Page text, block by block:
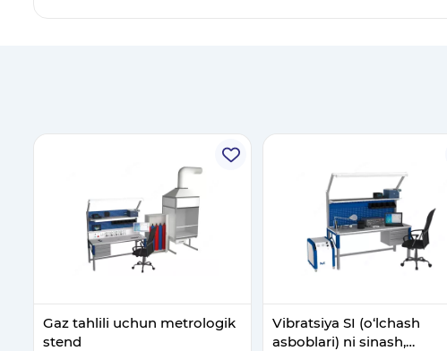
Gaz tahlili uchun metrologik
stend
Vibratsiya SI (o‘lchash
asboblari) ni sinash,